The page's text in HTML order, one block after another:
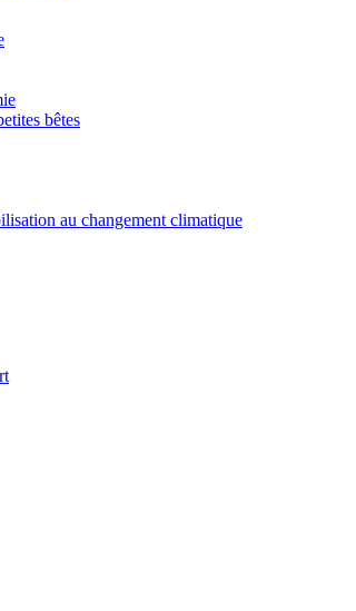
bêtes
au changement climatique